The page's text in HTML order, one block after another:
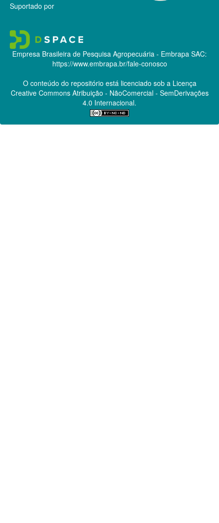
Suportado por
Empresa Brasileira de Pesquisa Agropecuária - Embrapa SAC:
https://www.embrapa.br/fale-conosco
O conteúdo do repositório está licenciado sob a Licença
Creative CommonsAtribuição - NãoComercial - SemDerivações
4.0 Internacional.